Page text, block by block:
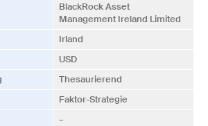
BlackRock Asset
Management Ireland Limited
Irland
USD
Thesaurierend
Faktor-Strategie
–